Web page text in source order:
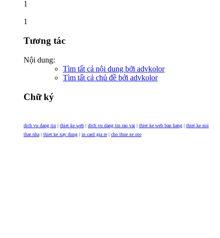
1
1
Tương tác
Nội dung:
Tìm tất cả nội dung bởi advkolor
Tìm tất cả chủ đề bởi advkolor
Chữ ký
dich vu dang tin | thiet ke web | dich vu dang tin rao vat | thiet ke web ban hang | thiet ke noi
that nha| thiet ke xay dung | in card gia re | cho thue xe oto